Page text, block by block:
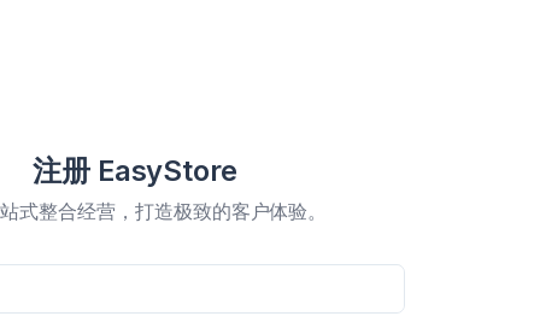
注册 EasyStore
式整合经营，打造极致的客户体验。